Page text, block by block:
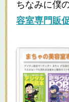
ちなみに僕
容室専門販